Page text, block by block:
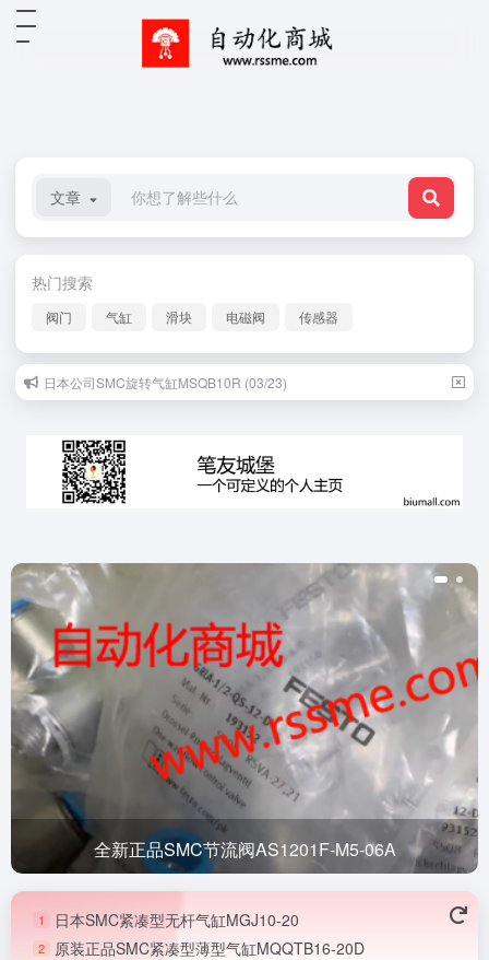
文章
热门搜索
阀门 气缸 滑块 电磁阀 传感器
日本公司SMC旋转气缸MSQB10R (03/23)
全新正品SMC节流阀AS1201F-M5-06A
1 日本SMC紧凑型无杆气缸MGJ10-20
2 原装正品SMC紧凑型薄型气缸MQQTB16-20D